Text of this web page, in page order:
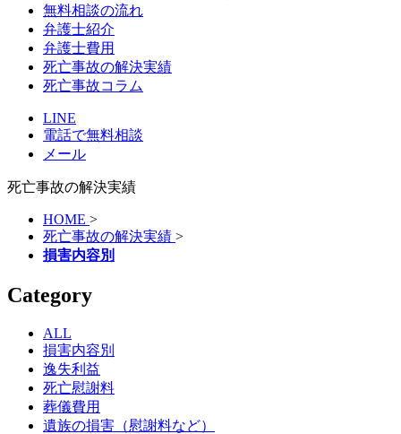
無料相談の流れ
弁護士紹介
弁護士費用
死亡事故の解決実績
死亡事故コラム
LINE
電話で無料相談
メール
死亡事故の解決実績
HOME >
死亡事故の解決実績 >
損害内容別
Category
ALL
損害内容別
逸失利益
死亡慰謝料
葬儀費用
遺族の損害（慰謝料など）